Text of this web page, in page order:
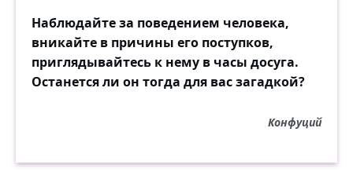
Наблюдайте за поведением человека,
вникайте в причины его поступков,
приглядывайтесь к нему в часы досуга.
Останется ли он тогда для вас загадкой?
Конфуций